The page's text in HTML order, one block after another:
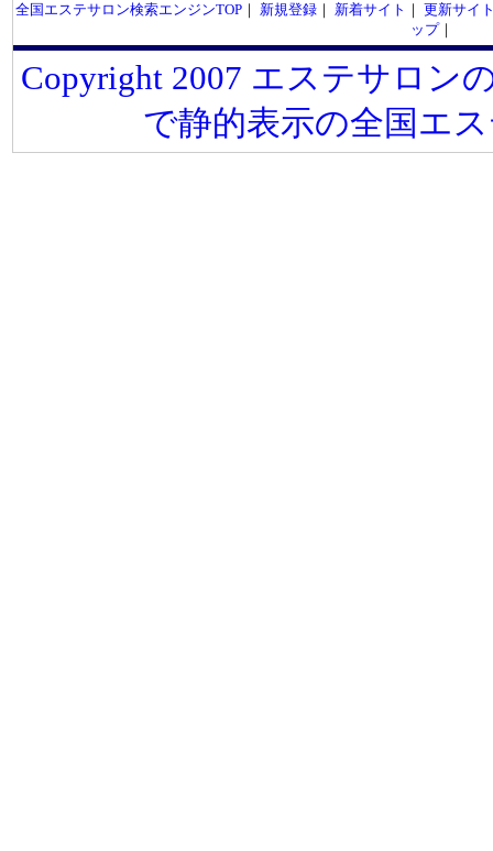
全国エステサロン検索エンジンTOP｜ 新規登録｜ 新着サイト ｜ 更新サイ
ップ｜
Copyright 2007 エステサロン
で静的表示の全国エ